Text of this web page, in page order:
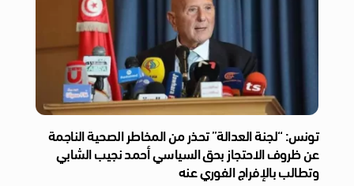
تونس: “لجنة العدالة” تحذر من المخاطر الصحية الناجمة
عن ظروف الاحتجاز بحق السياسي أحمد نجيب الشابي
وتطالب بالإفراج الفوري عنه